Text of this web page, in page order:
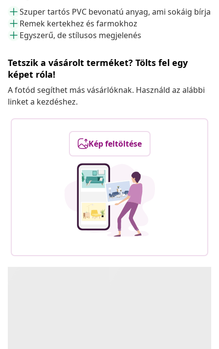
Szuper tartós PVC bevonatú anyag, ami sokáig bírja
Remek kertekhez és farmokhoz
Egyszerű, de stílusos megjelenés
Tetszik a vásárolt terméket? Tölts fel egy
képet róla!
A fotód segíthet más vásárlóknak. Használd az alábbi
linket a kezdéshez.
Kép feltöltése